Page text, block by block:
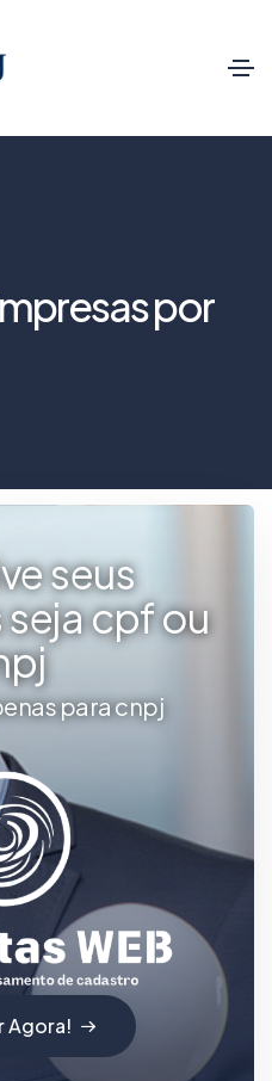
por
seus
cpf ou
para cnpj
Agora!